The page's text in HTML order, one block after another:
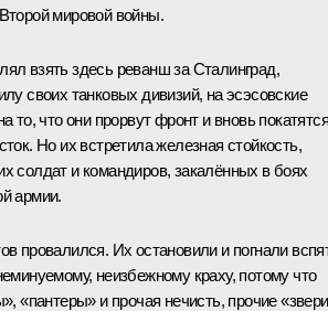
мировой войны.
взять здесь реванш за Сталинград,
своих танковых дивизий, на эсэсовские
то, что они прорвут фронт и вновь покатятся
Но их встретила железная стойкость,
солдат и командиров, закалённых в боях
армии.
провалился. Их остановили и погнали
неизбежному краху, потому что
«пантеры» и прочая нечисть, прочие